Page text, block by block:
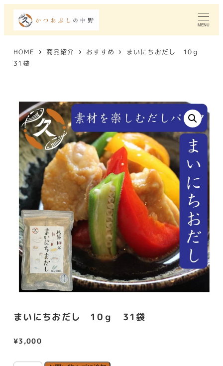
MENU
HOME 商品紹介 おすすめ
まいにちおだし 10ｇ
31袋
まいにちおだし 10ｇ 31袋
¥3,000